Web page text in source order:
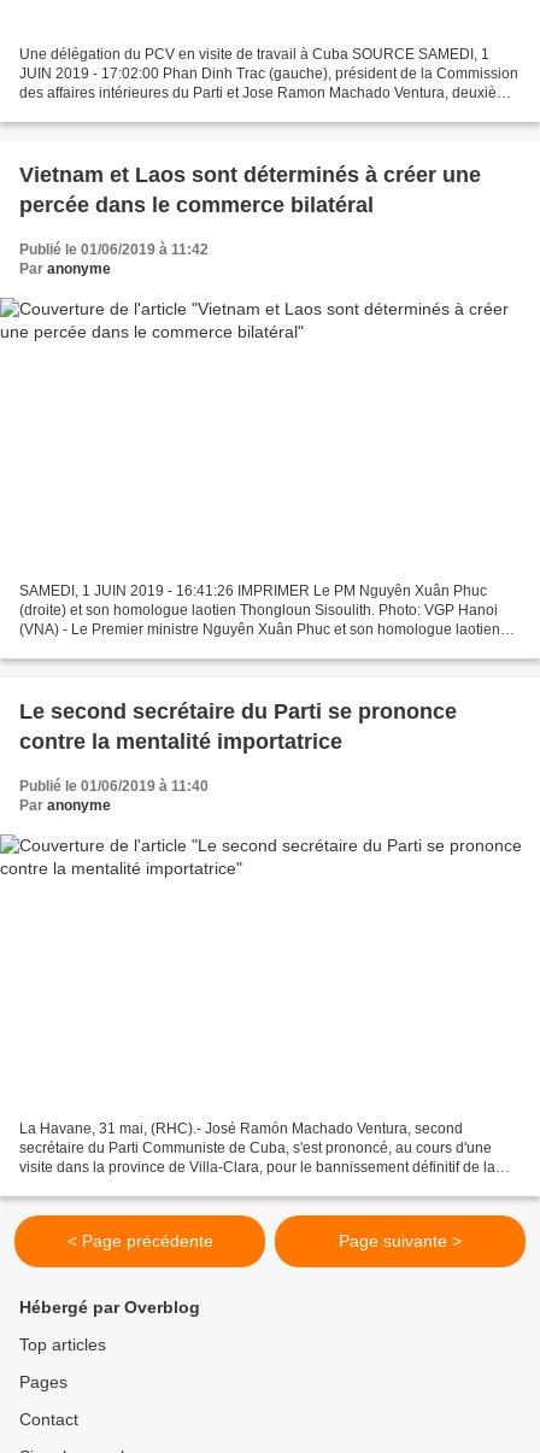
Une délégation du PCV en visite de travail à Cuba SOURCE SAMEDI, 1
JUIN 2019 - 17:02:00 Phan Dinh Trac (gauche), président de la Commission
des affaires intérieures du Parti et Jose Ramon Machado Ventura, deuxième
Vietnam et Laos sont déterminés à créer une
percée dans le commerce bilatéral
Publié le 01/06/2019 à 11:42
Par anonyme
SAMEDI, 1 JUIN 2019 - 16:41:26 IMPRIMER Le PM Nguyên Xuân Phuc
(droite) et son homologue laotien Thongloun Sisoulith. Photo: VGP Hanoi
(VNA) - Le Premier ministre Nguyên Xuân Phuc et son homologue laotien
Le second secrétaire du Parti se prononce
contre la mentalité importatrice
Publié le 01/06/2019 à 11:40
Par anonyme
La Havane, 31 mai, (RHC).- José Ramón Machado Ventura, second
secrétaire du Parti Communiste de Cuba, s'est prononcé, au cours d'une
visite dans la province de Villa-Clara, pour le bannissement définitif de la
< Page précédente Page suivante >
Hébergé par Overblog
Top articles
Pages
Contact